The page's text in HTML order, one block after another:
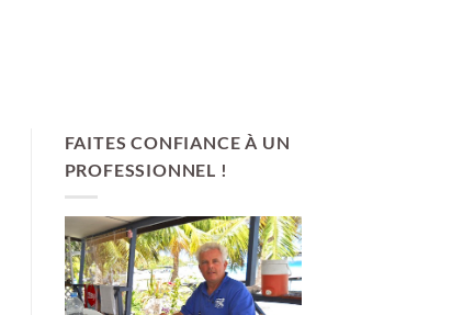
FAITES CONFIANCE À UN
PROFESSIONNEL !